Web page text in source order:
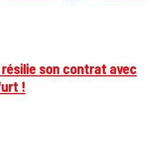
son contrat avec
!